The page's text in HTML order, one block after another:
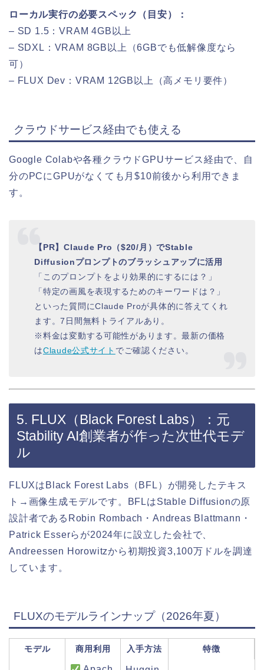
ローカル実行の必要スペック（目安）：
– SD 1.5：VRAM 4GB以上
– SDXL：VRAM 8GB以上（6GBでも低解像度なら
可）
– FLUX Dev：VRAM 12GB以上（高メモリ要件）
クラウドサービス経由でも使える
Google Colabや各種クラウドGPUサービス経由で、自
分のPCにGPUがなくても月$10前後から利用できま
す。
【PR】Claude Pro（$20/月）でStable
Diffusionプロンプトのブラッシュアップに活用
「このプロンプトをより効果的にするには？」
「特定の画風を表現するためのキーワードは？」
といった質問にClaude Proが具体的に答えてくれ
ます。7日間無料トライアルあり。
※料金は変動する可能性があります。最新の価格
はClaude公式サイト でご確認ください。
5. FLUX（Black Forest Labs）：元
Stability AI創業者が作った次世代モデ
ル
FLUXはBlack Forest Labs（BFL）が開発したテキス
ト→画像生成モデルです。BFLはStable Diffusionの原
設計者であるRobin Rombach・Andreas Blattmann・
Patrick Esserらが2024年に設立した会社で、
Andreessen Horowitzから初期投資3,100万ドルを調達
しています。
FLUXのモデルラインナップ（2026年夏）
モデル 商用利用 入手方法 特徴